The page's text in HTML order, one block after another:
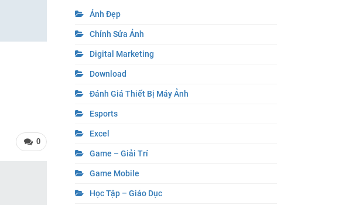
0
Ảnh Đẹp
Chỉnh Sửa Ảnh
Digital Marketing
Download
Đánh Giá Thiết Bị Máy Ảnh
Esports
Excel
Game – Giải Trí
Game Mobile
Học Tập – Giáo Dục